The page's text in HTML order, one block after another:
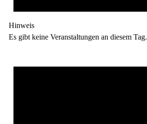
Hinweis
Es gibt keine Veranstaltungen an diesem Tag.